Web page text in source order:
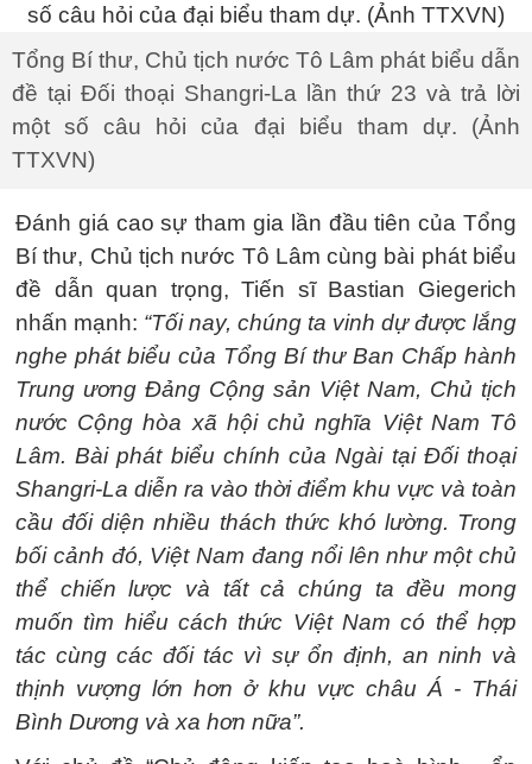
Tổng Bí thư, Chủ tịch nước Tô Lâm phát biểu dẫn
đề tại Đối thoại Shangri-La lần thứ 23 và trả lời
một số câu hỏi của đại biểu tham dự. (Ảnh
TTXVN)
Đánh giá cao sự tham gia lần đầu tiên của Tổng
Bí thư, Chủ tịch nước Tô Lâm cùng bài phát biểu
đề dẫn quan trọng, Tiến sĩ Bastian Giegerich
nhấn mạnh: “Tối nay, chúng ta vinh dự được lắng
nghe phát biểu của Tổng Bí thư Ban Chấp hành
Trung ương Đảng Cộng sản Việt Nam, Chủ tịch
nước Cộng hòa xã hội chủ nghĩa Việt Nam Tô
Lâm. Bài phát biểu chính của Ngài tại Đối thoại
Shangri-La diễn ra vào thời điểm khu vực và toàn
cầu đối diện nhiều thách thức khó lường. Trong
bối cảnh đó, Việt Nam đang nổi lên như một chủ
thể chiến lược và tất cả chúng ta đều mong
muốn tìm hiểu cách thức Việt Nam có thể hợp
tác cùng các đối tác vì sự ổn định, an ninh và
thịnh vượng lớn hơn ở khu vực châu Á - Thái
Bình Dương và xa hơn nữa”.